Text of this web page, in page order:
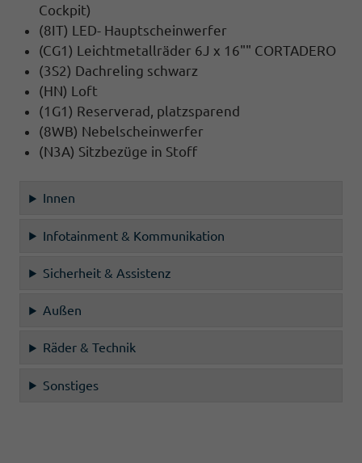
Cockpit)
(8IT) LED- Hauptscheinwerfer
(CG1) Leichtmetallräder 6J x 16"" CORTADERO
(3S2) Dachreling schwarz
(HN) Loft
(1G1) Reserverad, platzsparend
(8WB) Nebelscheinwerfer
(N3A) Sitzbezüge in Stoff
Innen
Infotainment & Kommunikation
Sicherheit & Assistenz
Außen
Räder & Technik
Sonstiges